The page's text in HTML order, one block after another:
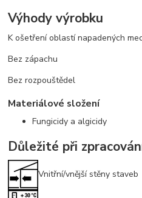
Výhody výrobku
K ošetření oblastí napadených
Bez zápachu
Bez rozpouštědel
Materiálové složení
Fungicidy a algicidy
Důležité při
Vnitřní/vnější stěny staveb